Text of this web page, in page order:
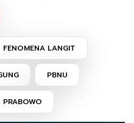
FENOMENA LANGIT
PBNU
PRABOWO